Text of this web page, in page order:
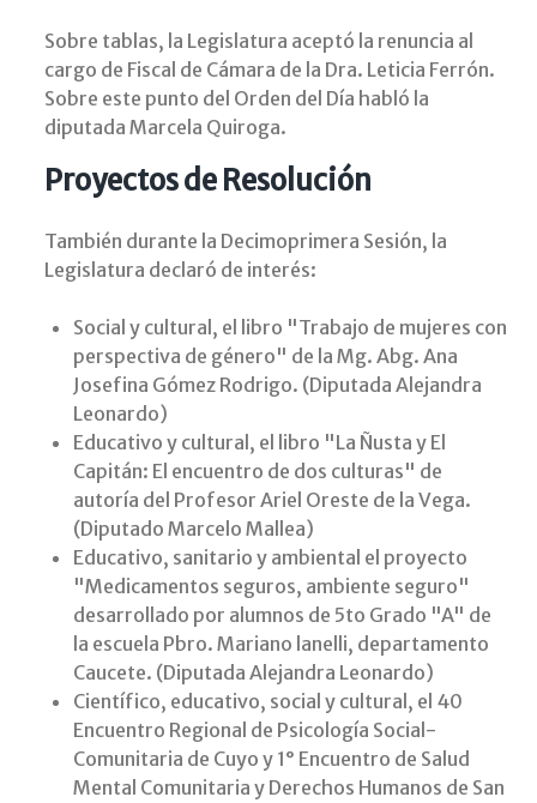
Sobre tablas, la Legislatura aceptó la renuncia al
cargo de Fiscal de Cámara de la Dra. Leticia Ferrón.
Sobre este punto del Orden del Día habló la
diputada Marcela Quiroga.
Proyectos de Resolución
También durante la Decimoprimera Sesión, la
Legislatura declaró de interés:
Social y cultural, el libro "Trabajo de mujeres con
perspectiva de género" de la Mg. Abg. Ana
Josefina Gómez Rodrigo. (Diputada Alejandra
Leonardo)
Educativo y cultural, el libro "La Ñusta y El
Capitán: El encuentro de dos culturas" de
autoría del Profesor Ariel Oreste de la Vega.
(Diputado Marcelo Mallea)
Educativo, sanitario y ambiental el proyecto
"Medicamentos seguros, ambiente seguro"
desarrollado por alumnos de 5to Grado "A" de
la escuela Pbro. Mariano lanelli, departamento
Caucete. (Diputada Alejandra Leonardo)
Científico, educativo, social y cultural, el 40
Encuentro Regional de Psicología Social-
Comunitaria de Cuyo y 1° Encuentro de Salud
Mental Comunitaria y Derechos Humanos de San